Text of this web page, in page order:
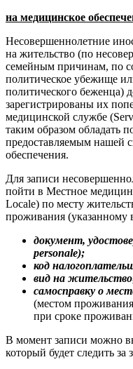
на медицинское
Несовершеннолетние
на жительство (по
семейным причинам, по
политическое убежище
политического беженца)
зарегистрированы их
медицинской службе
таким образом обладать
предоставляемым нашей
обеспечения.
Для записи
пойти в Местное
Locale) по месту
проживания (указанному
документ,
personale);
код
вид на
самосправку о
(местом
при сроке
В момент записи можно
который будет следить